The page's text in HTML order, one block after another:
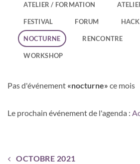
ATELIER / FORMATION
FESTIVAL FORUM
NOCTURNE RENCONTRE
WORKSHOP
Pas d'événement «nocturne» ce mois
Le prochain événement de l'agenda :
OCTOBRE 2021